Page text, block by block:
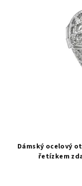
Dámský ocelový
řetízkem